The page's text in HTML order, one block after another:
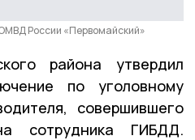
России «Первомайский»
района утвердил
по уголовному
совершившего
сотрудника ГИБДД.